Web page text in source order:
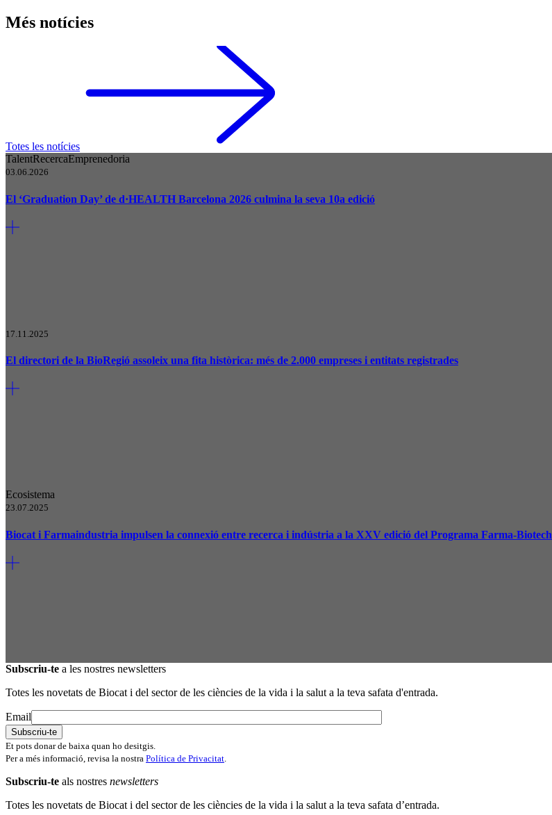
Més notícies
Totes les notícies
TalentRecercaEmprenedoria
03.06.2026
El ‘Graduation Day’ de d·HEALTH Barcelona 2026 culmina la seva 10a edició
17.11.2025
El directori de la BioRegió assoleix una fita històrica: més de 2.000 empreses i entitats registrades
Ecosistema
23.07.2025
Biocat i Farmaindustria impulsen la connexió entre recerca i indústria a la XXV edició del Programa Farma-Biotech
Subscriu-te a les nostres newsletters
Totes les novetats de Biocat i del sector de les ciències de la vida i la salut a la teva safata d'entrada.
Email
Et pots donar de baixa quan ho desitgis.
Per a més informació, revisa la nostra Política de Privacitat
Subscriu-te als nostres newsletters
Totes les novetats de Biocat i del sector de les ciències de la vida i la salut a la teva safata d’entrada.